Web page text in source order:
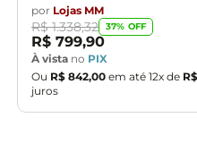
por Lojas MM
R$ 1.338,32 37% OFF
R$ 799,90
À vista no PIX
Ou R$ 842,00 em até 12x de R$
juros